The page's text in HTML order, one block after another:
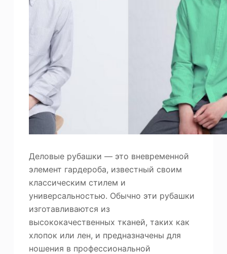
Деловые рубашки — это вневременной
элемент гардероба, известный своим
классическим стилем и
универсальностью. Обычно эти рубашки
изготавливаются из
высококачественных тканей, таких как
хлопок или лен, и предназначены для
ношения в профессиональной